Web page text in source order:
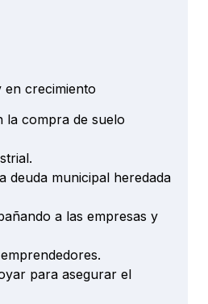
en crecimiento
la compra de suelo
deuda municipal heredada
a las empresas y
para asegurar el